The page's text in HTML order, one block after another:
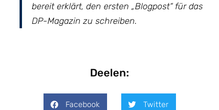
bereit erklärt, den ersten „Blogpost“ für das
DP-Magazin zu schreiben.
Deelen:
Facebook Twitter